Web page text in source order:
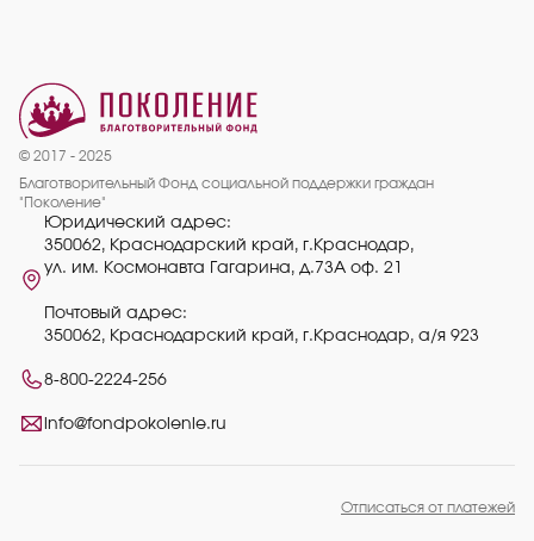
© 2017 - 2025
Благотворительный Фонд социальной поддержки граждан
"Поколение"
Юридический адрес:
350062, Краснодарский край, г.Краснодар,
ул. им. Космонавта Гагарина, д.73А оф. 21
Почтовый адрес:
350062, Краснодарский край, г.Краснодар, а/я 923
8-800-2224-256
info@fondpokolenie.ru
Отписаться от платежей